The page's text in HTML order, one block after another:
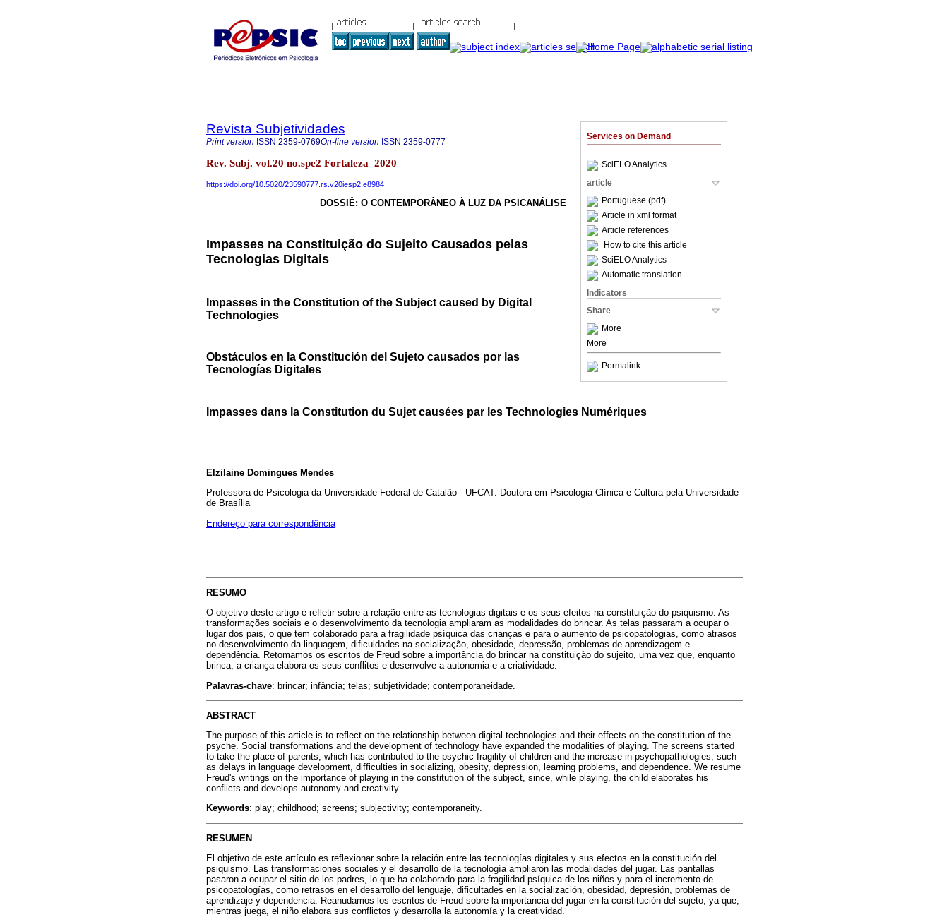
Services on Demand
SciELO Analytics
article
Portuguese (pdf)
Article in xml format
Article references
How to cite this article
SciELO Analytics
Automatic translation
Indicators
Share
More
More
Permalink
Revista Subjetividades
Print version ISSN 2359-0769On-line version ISSN 2359-0777
Rev. Subj. vol.20 no.spe2 Fortaleza 2020
https://doi.org/10.5020/23590777.rs.v20iesp2.e8984
DOSSIÊ: O CONTEMPORÂNEO À LUZ DA PSICANÁLISE
Impasses na Constituição do Sujeito Causados pelas
Tecnologias Digitais
Impasses in the Constitution of the Subject caused by Digital
Technologies
Obstáculos en la Constitución del Sujeto causados por las
Tecnologías Digitales
Impasses dans la Constitution du Sujet causées par les Technologies Numériques
Elzilaine Domingues Mendes
Professora de Psicologia da Universidade Federal de Catalão - UFCAT. Doutora em Psicologia Clínica e Cultura pela Universidade
de Brasília
Endereço para correspondência
RESUMO
O objetivo deste artigo é refletir sobre a relação entre as tecnologias digitais e os seus efeitos na constituição do psiquismo. As
transformações sociais e o desenvolvimento da tecnologia ampliaram as modalidades do brincar. As telas passaram a ocupar o
lugar dos pais, o que tem colaborado para a fragilidade psíquica das crianças e para o aumento de psicopatologias, como atrasos
no desenvolvimento da linguagem, dificuldades na socialização, obesidade, depressão, problemas de aprendizagem e
dependência. Retomamos os escritos de Freud sobre a importância do brincar na constituição do sujeito, uma vez que, enquanto
brinca, a criança elabora os seus conflitos e desenvolve a autonomia e a criatividade.
Palavras-chave: brincar; infância; telas; subjetividade; contemporaneidade.
ABSTRACT
The purpose of this article is to reflect on the relationship between digital technologies and their effects on the constitution of the
psyche. Social transformations and the development of technology have expanded the modalities of playing. The screens started
to take the place of parents, which has contributed to the psychic fragility of children and the increase in psychopathologies, such
as delays in language development, difficulties in socializing, obesity, depression, learning problems, and dependence. We resume
Freud's writings on the importance of playing in the constitution of the subject, since, while playing, the child elaborates his
conflicts and develops autonomy and creativity.
Keywords: play; childhood; screens; subjectivity; contemporaneity.
RESUMEN
El objetivo de este artículo es reflexionar sobre la relación entre las tecnologías digitales y sus efectos en la constitución del
psiquismo. Las transformaciones sociales y el desarrollo de la tecnología ampliaron las modalidades del jugar. Las pantallas
pasaron a ocupar el sitio de los padres, lo que ha colaborado para la fragilidad psíquica de los niños y para el incremento de
psicopatologías, como retrasos en el desarrollo del lenguaje, dificultades en la socialización, obesidad, depresión, problemas de
aprendizaje y dependencia. Reanudamos los escritos de Freud sobre la importancia del jugar en la constitución del sujeto, ya que,
mientras juega, el niño elabora sus conflictos y desarrolla la autonomía y la creatividad.